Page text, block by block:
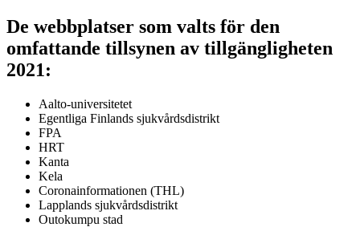
De webbplatser som valts för den
omfattande tillsynen av tillgängligheten
2021:
Aalto-universitetet
Egentliga Finlands sjukvårdsdistrikt
FPA
HRT
Kanta
Kela
Coronainformationen (THL)
Lapplands sjukvårdsdistrikt
Outokumpu stad